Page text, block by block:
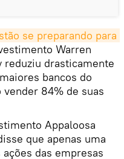
se preparando para
Warren
drasticamente
bancos do
vender 84% de suas
Appaloosa
que apenas uma
das empresas